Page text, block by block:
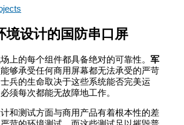
境设计的国防串口屏
上的每个组件都具备绝对的可靠性。军
够承受任何商用屏幕都无法承受的严苛
兵的生命取决于这些系统能否完美运
须每次都能无故障地工作。
和测试方面与商用产品有着根本性的差